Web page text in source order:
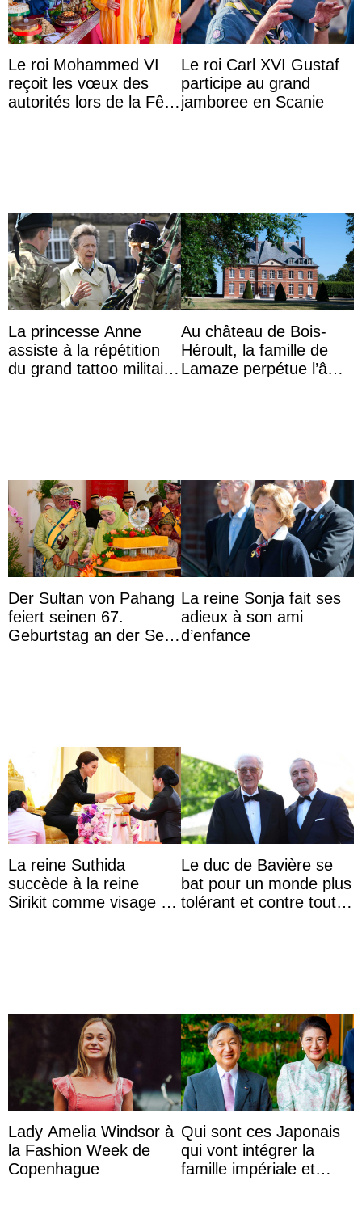
Le roi Mohammed VI
reçoit les vœux des
autorités lors de la Fête
Le roi Carl XVI Gustaf
participe au grand
jamboree en Scanie
La princesse Anne
assiste à la répétition
du grand tattoo militaire
Au château de Bois-
Héroult, la famille de
Lamaze perpétue l’âme
Der Sultan von Pahang
feiert seinen 67.
Geburtstag an der Seite
La reine Sonja fait ses
adieux à son ami
d’enfance
La reine Suthida
succède à la reine
Sirikit comme visage de
Le duc de Bavière se
bat pour un monde plus
tolérant et contre toute
Lady Amelia Windsor à
la Fashion Week de
Copenhague
Qui sont ces Japonais
qui vont intégrer la
famille impériale et